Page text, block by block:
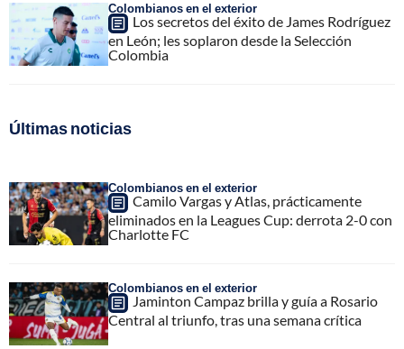
Colombianos en el exterior
Los secretos del éxito de James Rodríguez
en León; les soplaron desde la Selección
Colombia
Últimas noticias
Colombianos en el exterior
Camilo Vargas y Atlas, prácticamente
eliminados en la Leagues Cup: derrota 2-0 con
Charlotte FC
Colombianos en el exterior
Jaminton Campaz brilla y guía a Rosario
Central al triunfo, tras una semana crítica